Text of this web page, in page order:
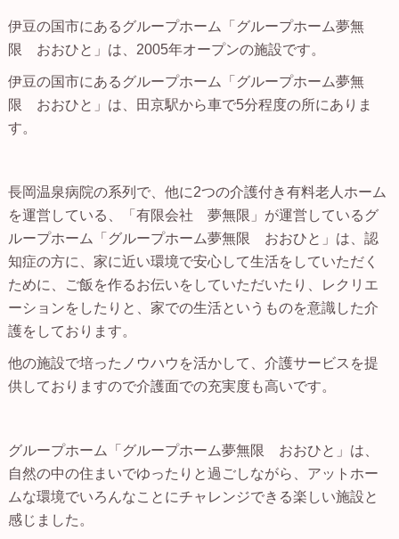
伊豆の国市にあるグループホーム「グループホーム夢無
限 おおひと」は、2005年オープンの施設です。
伊豆の国市にあるグループホーム「グループホーム夢無
限 おおひと」は、田京駅から車で5分程度の所にありま
す。
長岡温泉病院の系列で、他に2つの介護付き有料老人ホーム
を運営している、「有限会社 夢無限」が運営しているグ
ループホーム「グループホーム夢無限 おおひと」は、認
知症の方に、家に近い環境で安心して生活をしていただく
ために、ご飯を作るお伝いをしていただいたり、レクリエ
ーションをしたりと、家での生活というものを意識した介
護をしております。
他の施設で培ったノウハウを活かして、介護サービスを提
供しておりますので介護面での充実度も高いです。
グループホーム「グループホーム夢無限 おおひと」は、
自然の中の住まいでゆったりと過ごしながら、アットホー
ムな環境でいろんなことにチャレンジできる楽しい施設と
感じました。